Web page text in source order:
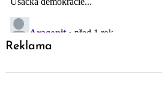
Reklama